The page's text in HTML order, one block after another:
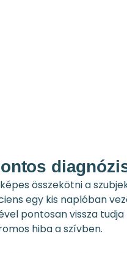
összekötni a
egy kis naplóban
pontosan vissza
hiba a szívben.